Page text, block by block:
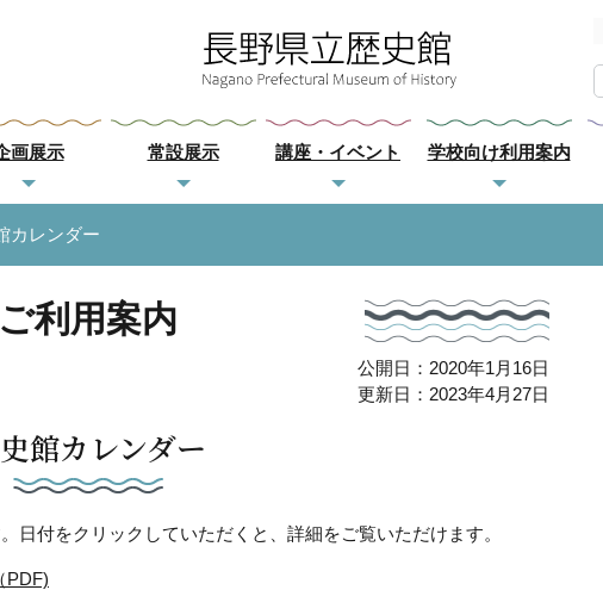
画展示 常設展示 講座・イベント 学校向け利用案内
カレンダー
ご利用案内
公開日：2020年1月16日
更新日：2023年4月27日
館カレンダー
付をクリックしていただくと、詳細をご覧いただけます。
PDF)